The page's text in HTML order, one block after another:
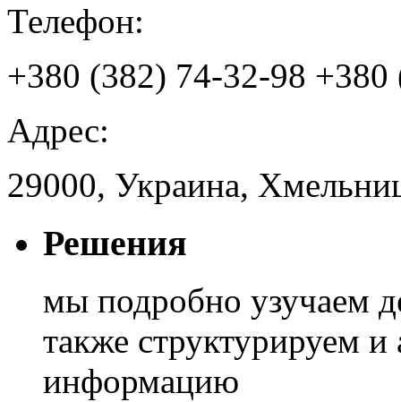
Телефон:
+380 (382) 74-32-98 +380
Адрес:
29000, Украина,
Решения
мы подробно узучаем
также структурируем
информацию